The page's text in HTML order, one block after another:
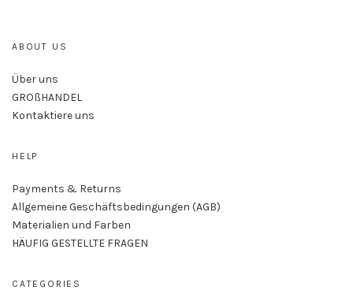
ABOUT US
Über uns
GROßHANDEL
Kontaktiere uns
HELP
Payments & Returns
Allgemeine Geschäftsbedingungen (AGB)
Materialien und Farben
HÄUFIG GESTELLTE FRAGEN
CATEGORIES